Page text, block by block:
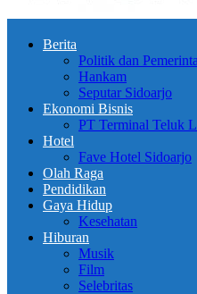
Berita
Politik dan
Hankam
Seputar Sidoarjo
Ekonomi Bisnis
PT Terminal Teluk
Hotel
Fave Hotel Sidoarjo
Olah Raga
Pendidikan
Gaya Hidup
Kesehatan
Hiburan
Musik
Film
Selebritas